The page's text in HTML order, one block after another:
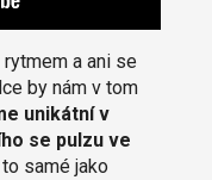
a ani se
by nám v tom
unikátní v
se pulzu ve
samé jako